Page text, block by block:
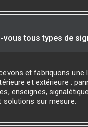
vous tous types de
et fabriquons une
et extérieure :
enseignes,
solutions sur mesure.